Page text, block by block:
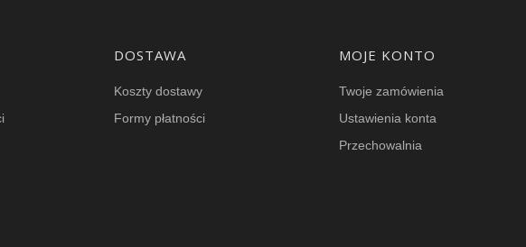
DOSTAWA
Koszty dostawy
Formy płatności
MOJE KONTO
Twoje zamówienia
Ustawienia konta
Przechowalnia